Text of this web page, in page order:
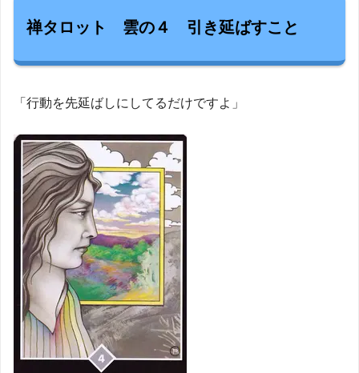
禅タロット 雲の４ 引き延ばすこと
「行動を先延ばしにしてるだけですよ」